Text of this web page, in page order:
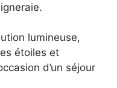
lumineuse,
étoiles et
d’un séjour